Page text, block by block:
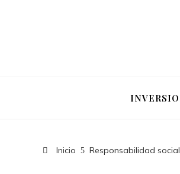
Inicio Responsabilidad social